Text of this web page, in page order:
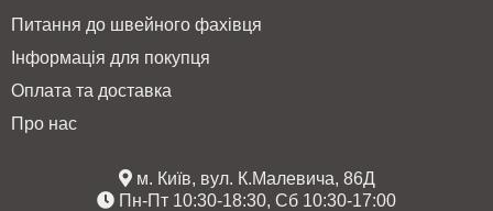
Питання до швейного фахівця
Інформація для покупця
Оплата та доставка
Про нас
м. Київ, вул. К.Малевича, 86Д
Пн-Пт 10:30-18:30, Сб 10:30-17:00